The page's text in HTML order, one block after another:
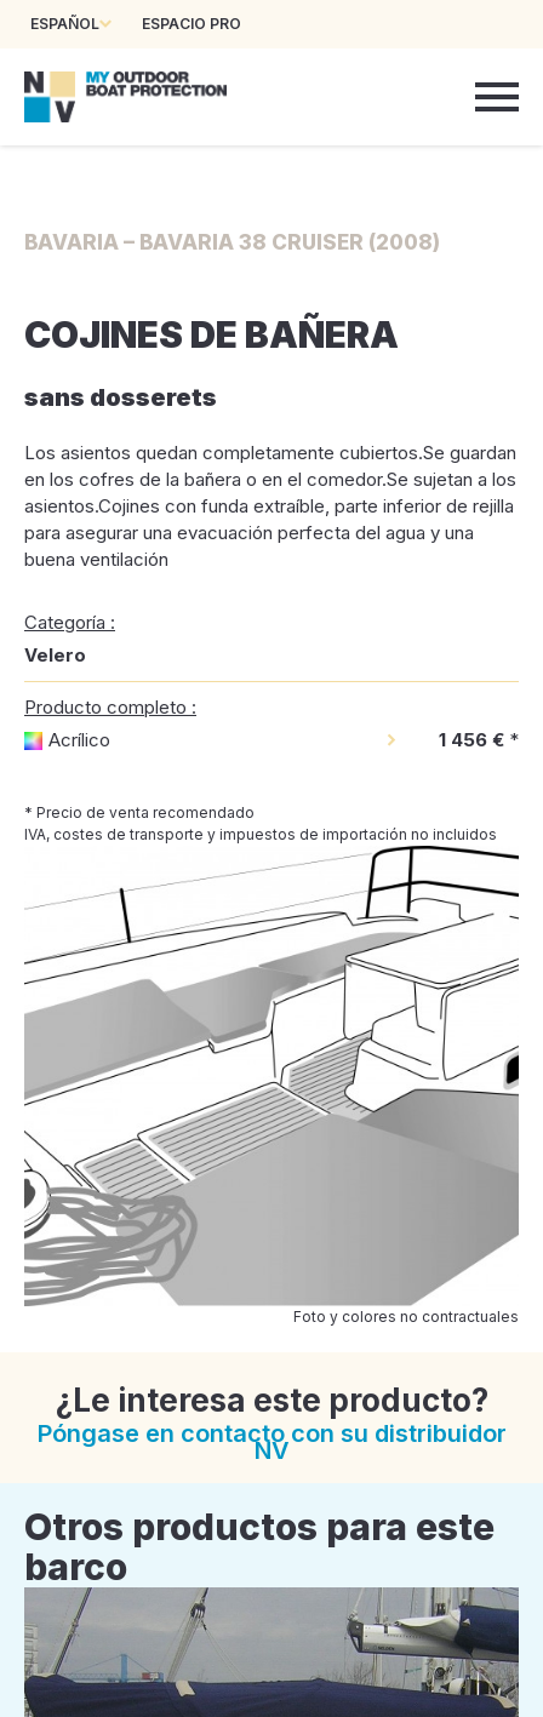
ESPAÑOL ESPACIO PRO
BAVARIA – BAVARIA 38 CRUISER (2008)
COJINES DE BAÑERA
sans dosserets
Los asientos quedan completamente cubiertos.Se guardan
en los cofres de la bañera o en el comedor.Se sujetan a los
asientos.Cojines con funda extraíble, parte inferior de rejilla
para asegurar una evacuación perfecta del agua y una
buena ventilación
Categoría :
Velero
Producto completo :
Acrílico
1 456 € *
* Precio de venta recomendado
IVA, costes de transporte y impuestos de importación no incluidos
Foto y colores no contractuales
¿Le interesa este producto?
Póngase en contacto con su distribuidor
NV
Otros productos para este
barco